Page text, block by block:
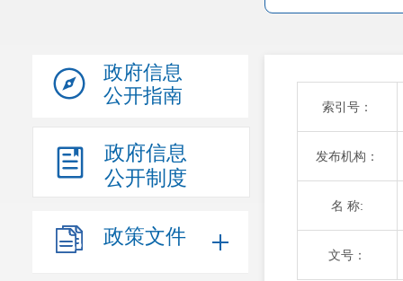
政府信息
公开指南
政府信息
公开制度
政策文件
索引号：
发布机构：
名 称:
文号：